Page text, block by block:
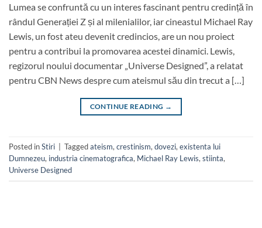
Lumea se confruntă cu un interes fascinant pentru credință în
rândul Generației Z și al milenialilor, iar cineastul Michael Ray
Lewis, un fost ateu devenit credincios, are un nou proiect
pentru a contribui la promovarea acestei dinamici. Lewis,
regizorul noului documentar „Universe Designed”, a relatat
pentru CBN News despre cum ateismul său din trecut a […]
CONTINUE READING →
Posted inStiri Taggedateism, crestinism, dovezi, existenta lui
Dumnezeu, industria cinematografica, Michael Ray Lewis, stiinta,
Universe Designed